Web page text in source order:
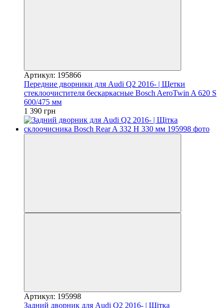
Артикул: 195866
Передние дворники для Audi Q2 2016- | Щетки
стеклоочистителя бескаркасные Bosch AeroTwin A 620 S
600/475 мм
1 390 грн
Артикул: 195998
Задний дворник для Audi Q2 2016- | Щітка